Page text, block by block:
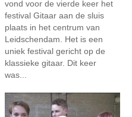
vond voor de vierde keer het
festival Gitaar aan de sluis
plaats in het centrum van
Leidschendam. Het is een
uniek festival gericht op de
klassieke gitaar. Dit keer
was...